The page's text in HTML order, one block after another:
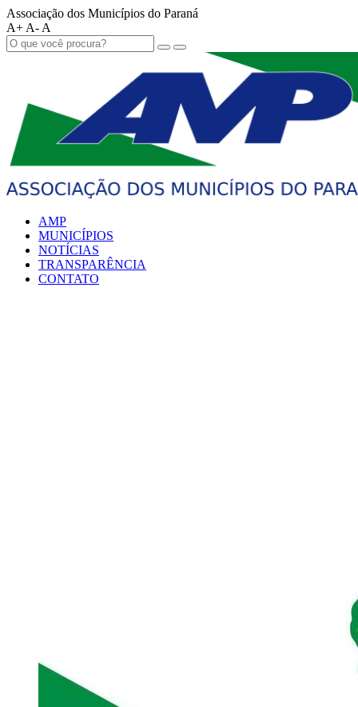
Associação dos Municípios do Paraná
A+ A- A
AMP
MUNICÍPIOS
NOTÍCIAS
TRANSPARÊNCIA
CONTATO